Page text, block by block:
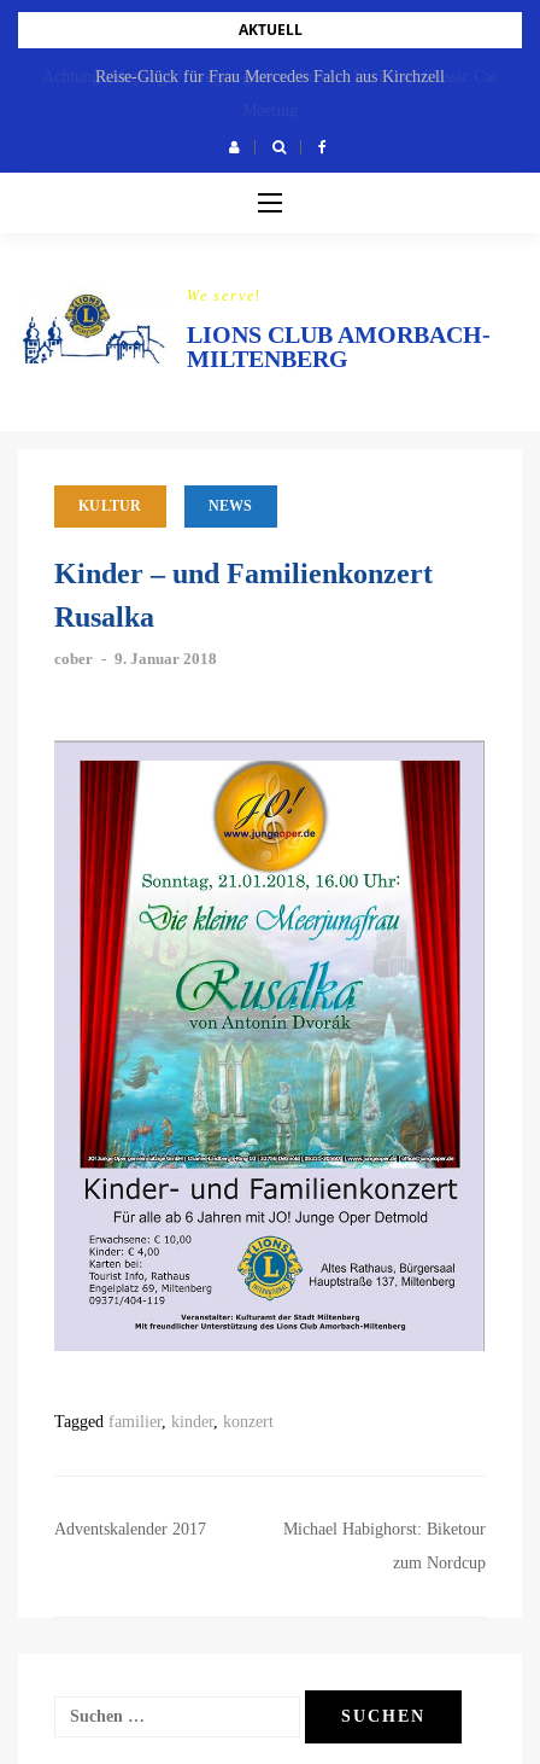
Skip
AKTUELL
Achtung: Abgesagt!!! wegen großer Hitze! – 15. Lions Classic Car
Reise-Glück für Frau Mercedes Falch aus Kirchzell
We serve!
LIONS CLUB AMORBACH-
MILTENBERG
KULTUR NEWS
Kinder – und Familienkonzert
Rusalka
cober - 9. Januar 2018
Tagged familier, kinder, konzert
Beitragsnavigation
Adventskalender 2017
Michael Habighorst: Biketour
zum Nordcup
Suchen